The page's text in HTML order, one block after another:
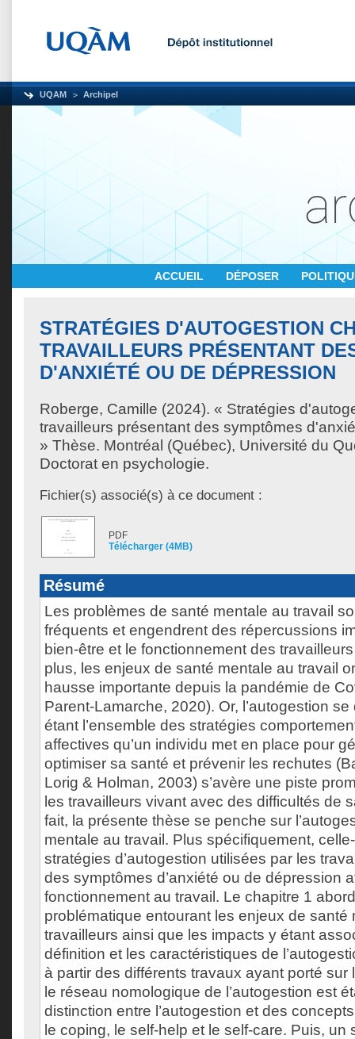
UQAM Archipel
ACCUEIL DÉPOSER
STRATÉGIES D'AUTOGESTION
TRAVAILLEURS PRÉSENTANT
D'ANXIÉTÉ OU DE DÉPRESSION
Roberge, Camille (2024). « Stratégies
travailleurs présentant des symptômes
» Thèse. Montréal (Québec), Université du
Doctorat en psychologie.
Fichier(s) associé(s) à ce document :
PDF
Télécharger (4MB)
Résumé
Les problèmes de santé mentale au travail
fréquents et engendrent des répercussions
bien-être et le fonctionnement des
plus, les enjeux de santé mentale au travail
hausse importante depuis la pandémie de
Parent-Lamarche, 2020). Or, l’autogestion
étant l’ensemble des stratégies
affectives qu’un individu met en place pour
optimiser sa santé et prévenir les rechutes
Lorig & Holman, 2003) s’avère une piste
les travailleurs vivant avec des difficultés de
fait, la présente thèse se penche sur
mentale au travail. Plus spécifiquement,
stratégies d’autogestion utilisées par les
des symptômes d’anxiété ou de dépression
fonctionnement au travail. Le chapitre 1
problématique entourant les enjeux de santé
travailleurs ainsi que les impacts y étant
définition et les caractéristiques de
à partir des différents travaux ayant porté sur
le réseau nomologique de l’autogestion est
distinction entre l’autogestion et des
le coping, le self-help et le self-care. Puis, un